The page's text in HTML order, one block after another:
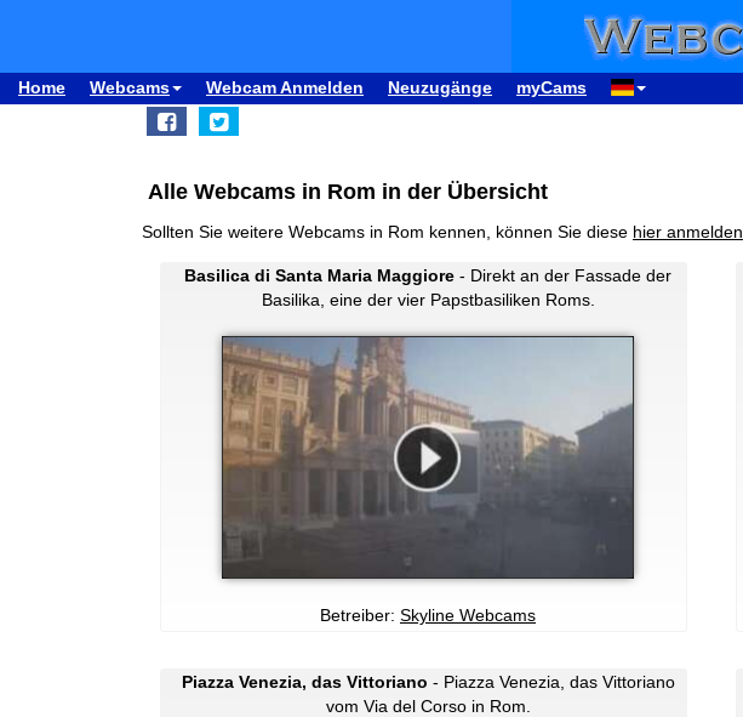
Home Webcams Webcam Anmelden Neuzugänge myCams
Alle Webcams in Rom in der Übersicht
Sollten Sie weitere Webcams in Rom kennen, können Sie diese hier anmelden
Basilica di Santa Maria Maggiore - Direkt an der Fassade der
Basilika, eine der vier Papstbasiliken Roms.
Betreiber: Skyline Webcams
Piazza Venezia, das Vittoriano - Piazza Venezia, das Vittoriano
vom Via del Corso in Rom.